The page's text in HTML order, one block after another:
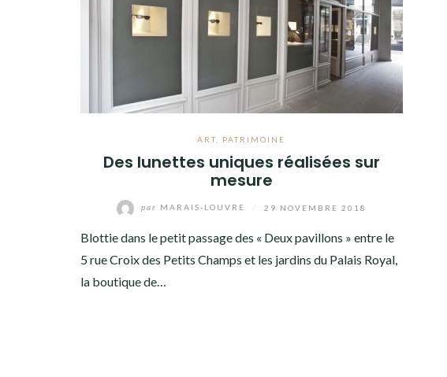
ART PATRIMOINE
Des lunettes uniques réalisées sur
mesure
par MARAIS-LOUVRE 29 NOVEMBRE 2018
Blottie dans le petit passage des « Deux pavillons » entre le
5 rue Croix des Petits Champs et les jardins du Palais Royal,
la boutique de…